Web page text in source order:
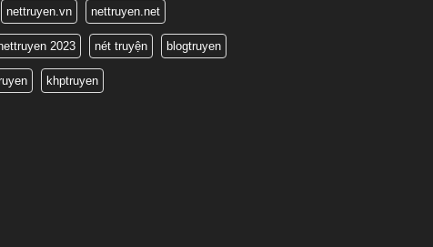
nettruyen.vn nettruyen.net
2023 nét truyện blogtruyen
khptruyen